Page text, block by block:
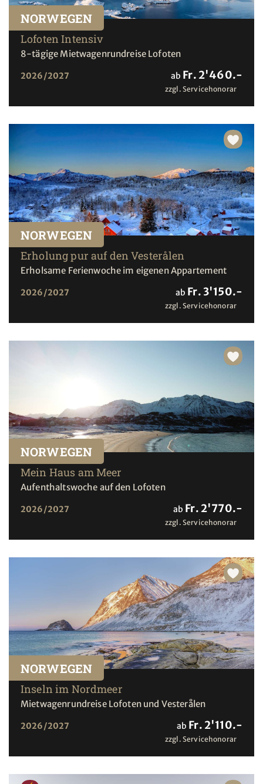
NORWEGEN
Lofoten Intensiv
8-tägige Mietwagenrundreise Lofoten
2026/2027 ab Fr. 2'460.-
zzgl. Servicehonorar
NORWEGEN
Erholung pur auf den Vesterålen
Erholsame Ferienwoche im eigenen Appartement
2026/2027 ab Fr. 3'150.-
zzgl. Servicehonorar
NORWEGEN
Mein Haus am Meer
Aufenthaltswoche auf den Lofoten
2026/2027 ab Fr. 2'770.-
zzgl. Servicehonorar
NORWEGEN
Inseln im Nordmeer
Mietwagenrundreise Lofoten und Vesterålen
2026/2027 ab Fr. 2'110.-
zzgl. Servicehonorar